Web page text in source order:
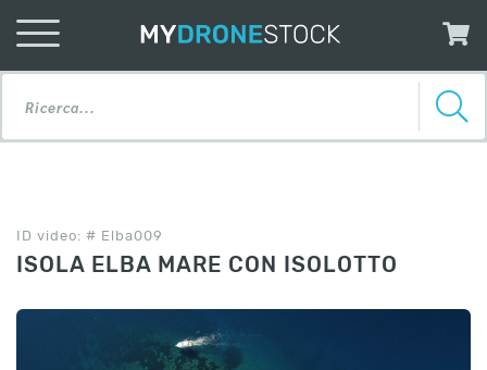
ID video: # Elba009
ISOLA ELBA MARE CON ISOLOTTO